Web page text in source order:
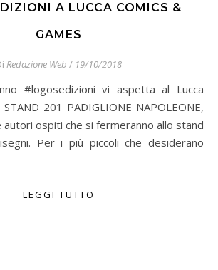
A LUCCA COMICS &
GAMES
Redazione Web / 19/10/2018
201 PADIGLIONE NAPOLEONE,
ospiti che si fermeranno allo stand
Per i più piccoli che desiderano
LEGGI TUTTO